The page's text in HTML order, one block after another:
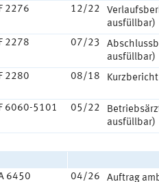
F 2276 12/22
ausfüllbar)
F 2278 07/23
ausfüllbar)
F 2280 08/18
F 6060-5101 05/22
ausfüllbar)
6450 04/26
Auftrag